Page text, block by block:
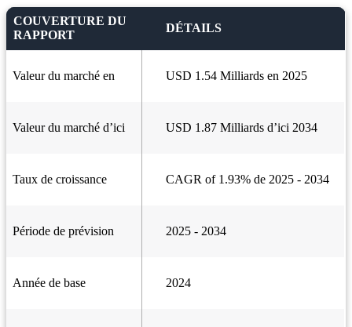
COUVERTURE DU
RAPPORT
DÉTAILS
Valeur du marché en USD 1.54 Milliards en 2025
Valeur du marché d’ici USD 1.87 Milliards d’ici 2034
Taux de croissance CAGR of 1.93% de 2025 - 2034
Période de prévision 2025 - 2034
Année de base 2024